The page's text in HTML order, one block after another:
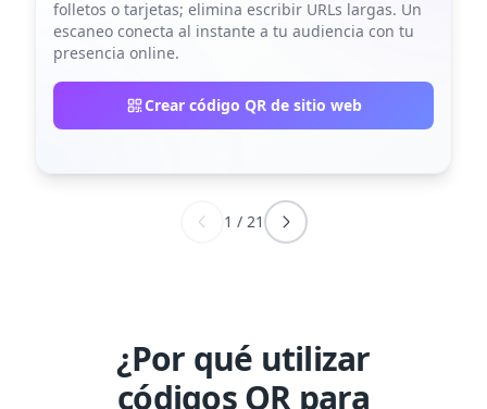
folletos o tarjetas; elimina escribir URLs largas. Un
escaneo conecta al instante a tu audiencia con tu
presencia online.
Crear código QR de sitio web
1 / 21
¿Por qué utilizar
códigos QR para